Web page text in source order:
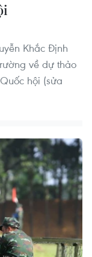
Khắc Định
về dự thảo
hội (sửa